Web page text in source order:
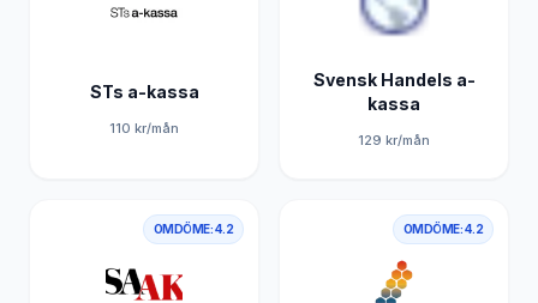
STs a-kassa
110 kr/mån
Svensk Handels a-
kassa
129 kr/mån
OMDÖME:4.2 OMDÖME:4.2